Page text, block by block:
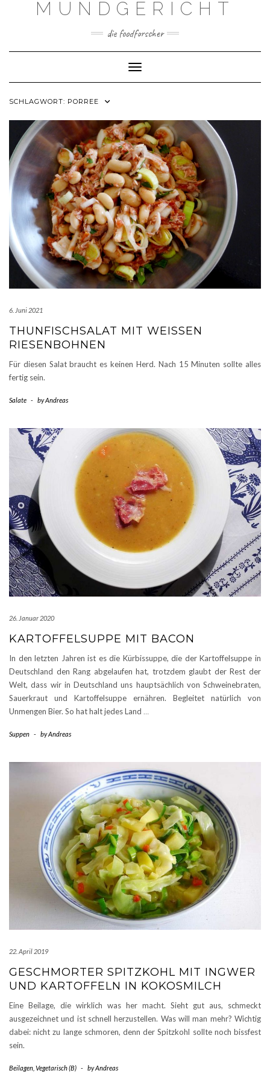
MUNDGERICHT
die foodforscher
Toggle Navigation
SCHLAGWORT: PORREE
6. Juni 2021
THUNFISCHSALAT MIT WEISSEN R
IESENBOHNEN
Für diesen Salat braucht es keinen Herd. Nach 15 Minuten sollte alles
fertig sein.
Salate - byAndreas
26. Januar 2020
KARTOFFELSUPPE MIT BACON
In den letzten Jahren ist es die Kürbissuppe, die der Kartoffelsuppe in
Deutschland den Rang abgelaufen hat, trotzdem glaubt der Rest der
Welt, dass wir in Deutschland uns hauptsächlich von Schweinebraten,
Sauerkraut und Kartoffelsuppe ernähren. Begleitet natürlich von
Unmengen Bier. So hat halt jedes Land …
Suppen - byAndreas
22. April 2019
GESCHMORTER SPITZKOHL MIT INGWER
UND KARTOFFELN IN KOKOSMILCH
Eine Beilage, die wirklich was her macht. Sieht gut aus, schmeckt
ausgezeichnet und ist schnell herzustellen. Was will man mehr? Wichtig
dabei: nicht zu lange schmoren, denn der Spitzkohl sollte noch bissfest
sein.
Beilagen Vegetarisch (B) - byAndreas